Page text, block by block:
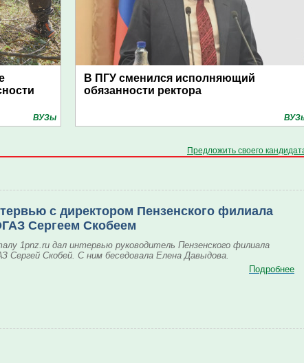
ВУЗы
В ПГУ сменился исполняющий
обязанности ректора
Предложить своего
с директором Пензенского филиала
Сергеем Скобеем
1pnz.ru дал интервью руководитель Пензенского филиала
Сергей Скобей. С ним беседовала Елена Давыдова.
Подробнее